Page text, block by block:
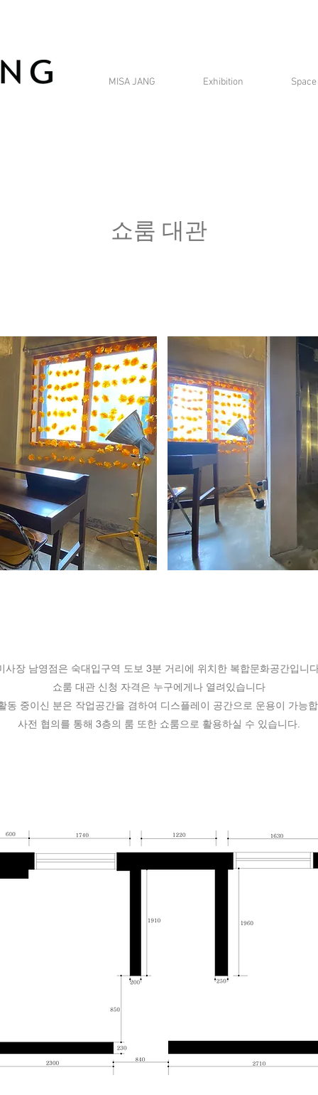
MISA JANG Exhibition Space
​쇼룸 대관
사장 남영점은 숙대입구역 도보 3분 거리에 위치한 복합문화공간입니
쇼룸 대관 신청 자격은 누구에게나 열려있습니다
동 중이신 분은 작업공간을 겸하여 디스플레이 공간으로 운용이 가능합
​사전 협의를 통해 3층의 룸 또한 쇼룸으로 활용하실 수 있습니다.